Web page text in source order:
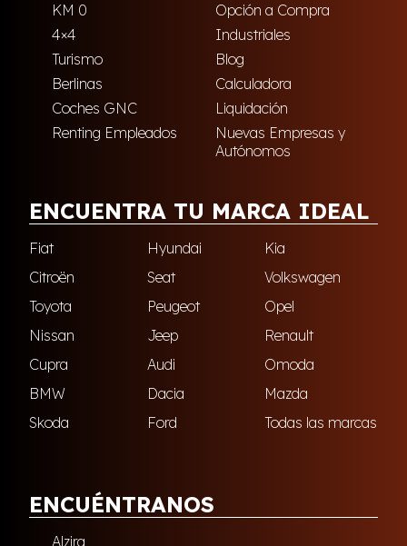
KM 0
Opción a Compra
4×4
Industriales
Turismo
Blog
Berlinas
Calculadora
Coches GNC
Liquidación
Renting Empleados
Nuevas Empresas y
Autónomos
ENCUENTRA TU MARCA IDEAL
Fiat Hyundai
Kia
Citroën
Seat
Volkswagen
Toyota
Peugeot
Opel
Nissan
Jeep
Renault
Cupra
Audi
Omoda
BMW
Dacia
Mazda
Skoda
Ford Todas las marcas
ENCUÉNTRANOS
Alzira